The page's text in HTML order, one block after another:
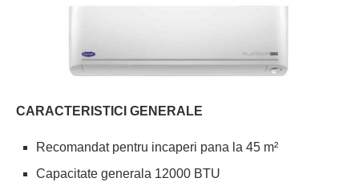
CARACTERISTICI GENERALE
Recomandat pentru incaperi pana la 45 m²
Capacitate generala 12000 BTU